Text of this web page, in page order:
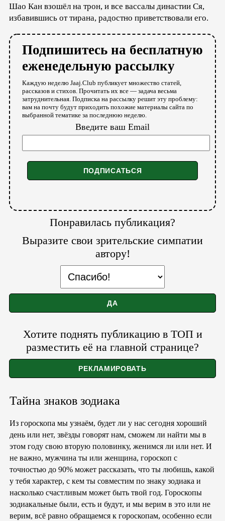
Шао Кан взошёл на трон, и все вассалы династии Ся,
избавившись от тирана, радостно приветствовали его.
Подпишитесь на бесплатную
еженедельную рассылку
Каждую неделю Jaaj.Club публикует множество статей,
рассказов и стихов. Прочитать их все — задача весьма
затруднительная. Подписка на рассылку решит эту проблему:
вам на почту будут приходить похожие материалы сайта по
выбранной тематике за последнюю неделю.
Введите ваш Email
Понравилась публикация?
Выразите свои зрительские симпатии
автору!
Хотите поднять публикацию в ТОП и
разместить её на главной странице?
Тайна знаков зодиака
Из гороскопа мы узнаём, будет ли у нас сегодня хороший
день или нет, звёзды говорят нам, сможем ли найти мы в
этом году свою вторую половинку, женимся ли или нет. И
не важно, мужчина ты или женщина, гороскоп с
точностью до 90% может рассказать, что ты любишь, какой
у тебя характер, с кем ты совместим по знаку зодиака и
насколько счастливым может быть твой год. Гороскопы
зодиакальные были, есть и будут, и мы верим в это или не
верим, всё равно обращаемся к гороскопам, особенно если